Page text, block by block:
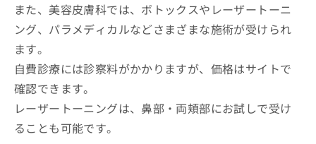
また、美容皮膚科では、ボトックスやレーザートーニ
ング、パラメディカルなどさまざまな施術が受けられ
ます。
自費診療には診察料がかかりますが、価格はサイトで
確認できます。
レーザートーニングは、鼻部・両頬部にお試しで受け
ることも可能です。